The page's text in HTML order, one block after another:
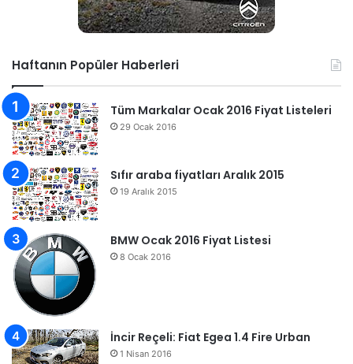
Haftanın Popüler Haberleri
Tüm Markalar Ocak 2016 Fiyat Listeleri
29 Ocak 2016
Sıfır araba fiyatları Aralık 2015
19 Aralık 2015
BMW Ocak 2016 Fiyat Listesi
8 Ocak 2016
İncir Reçeli: Fiat Egea 1.4 Fire Urban
1 Nisan 2016